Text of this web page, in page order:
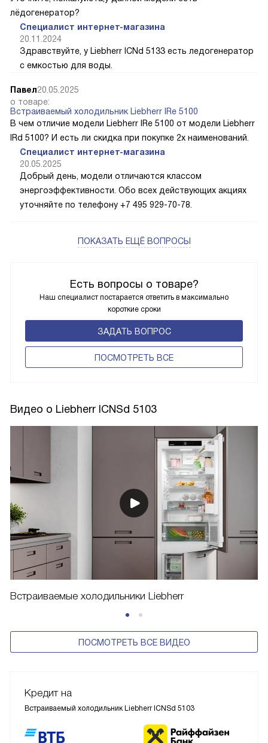
Есть вопросы о товаре?
Наш специалист постарается ответить в максимально
короткие сроки
ЗАДАТЬ ВОПРОС
ПОCМОТРЕТЬ ВСЕ
лёдогенератор?
Специалист интернет-магазина
20.11.2024
Здравствуйте, у Liebherr ICNd 5133 есть ледогенератор
с емкостью для воды.
Павел20.05.2025
о товаре:
Встраиваемый холодильник Liebherr IRe 5100
В чем отличие модели Liebherr IRe 5100 от модели Liebherr
IRd 5100? И есть ли скидка при покупке 2х наименований.
Специалист интернет-магазина
20.05.2025
Добрый день, модели отличаются классом
энергоэффективности. Обо всех действующих акциях
уточняйте по телефону +7 495 929-70-78.
ПОКАЗАТЬ ЕЩЁ ВОПРОСЫ
Видео о Liebherr ICNSd 5103
Встраиваемые холодильники Liebherr
ПОСМОТРЕТЬ ВСЕ ВИДЕО
Кредит на
Встраиваемый холодильник Liebherr ICNSd 5103